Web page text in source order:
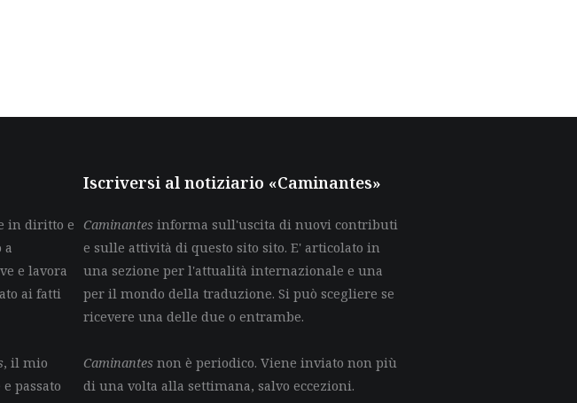
in diritto e
a
e lavora
ai fatti
, il mio
passato
Iscriversi al notiziario «Caminantes»
Caminantes informa sull'uscita di nuovi contributi
e sulle attività di questo sito sito. E' articolato in
una sezione per l'attualità internazionale e una
per il mondo della traduzione. Si può scegliere se
ricevere una delle due o entrambe.
Caminantes non è periodico. Viene inviato non più
di una volta alla settimana, salvo eccezioni.